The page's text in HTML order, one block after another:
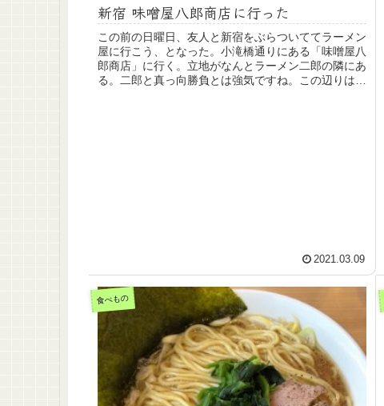
新宿 味噌屋八郎商店に行った
この前の日曜日、友人と新宿をぶらついててラーメン
屋に行こう、となった。小滝橋通りにある「味噌屋八
郎商店」に行く。立地がなんとラーメン二郎の隣にあ
る。二郎と真っ向勝負とは強気ですね。この辺りは焼
2021.03.09
食べもの